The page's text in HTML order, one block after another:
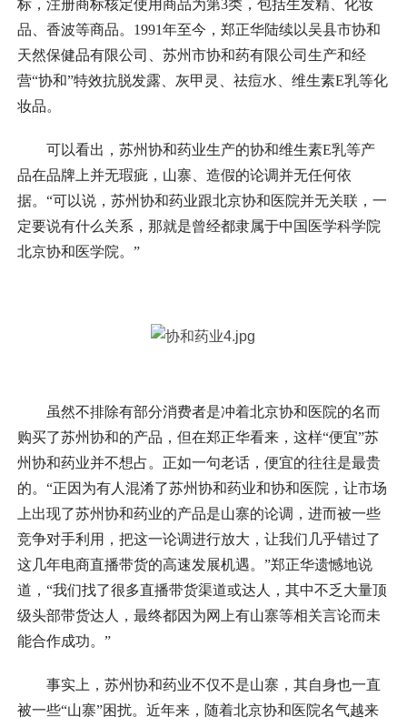
标，注册商标核定使用商品为第3类，包括生发精、化妆
品、香波等商品。1991年至今，郑正华陆续以吴县市协和
天然保健品有限公司、苏州市协和药有限公司生产和经
营“协和”特效抗脱发露、灰甲灵、祛痘水、维生素E乳等化
妆品。
可以看出，苏州协和药业生产的协和维生素E乳等产
品在品牌上并无瑕疵，山寨、造假的论调并无任何依
据。“可以说，苏州协和药业跟北京协和医院并无关联，一
定要说有什么关系，那就是曾经都隶属于中国医学科学院
北京协和医学院。”
虽然不排除有部分消费者是冲着北京协和医院的名而
购买了苏州协和的产品，但在郑正华看来，这样“便宜”苏
州协和药业并不想占。正如一句老话，便宜的往往是最贵
的。“正因为有人混淆了苏州协和药业和协和医院，让市场
上出现了苏州协和药业的产品是山寨的论调，进而被一些
竞争对手利用，把这一论调进行放大，让我们几乎错过了
这几年电商直播带货的高速发展机遇。”郑正华遗憾地说
道，“我们找了很多直播带货渠道或达人，其中不乏大量顶
级头部带货达人，最终都因为网上有山寨等相关言论而未
能合作成功。”
事实上，苏州协和药业不仅不是山寨，其自身也一直
被一些“山寨”困扰。近年来，随着北京协和医院名气越来